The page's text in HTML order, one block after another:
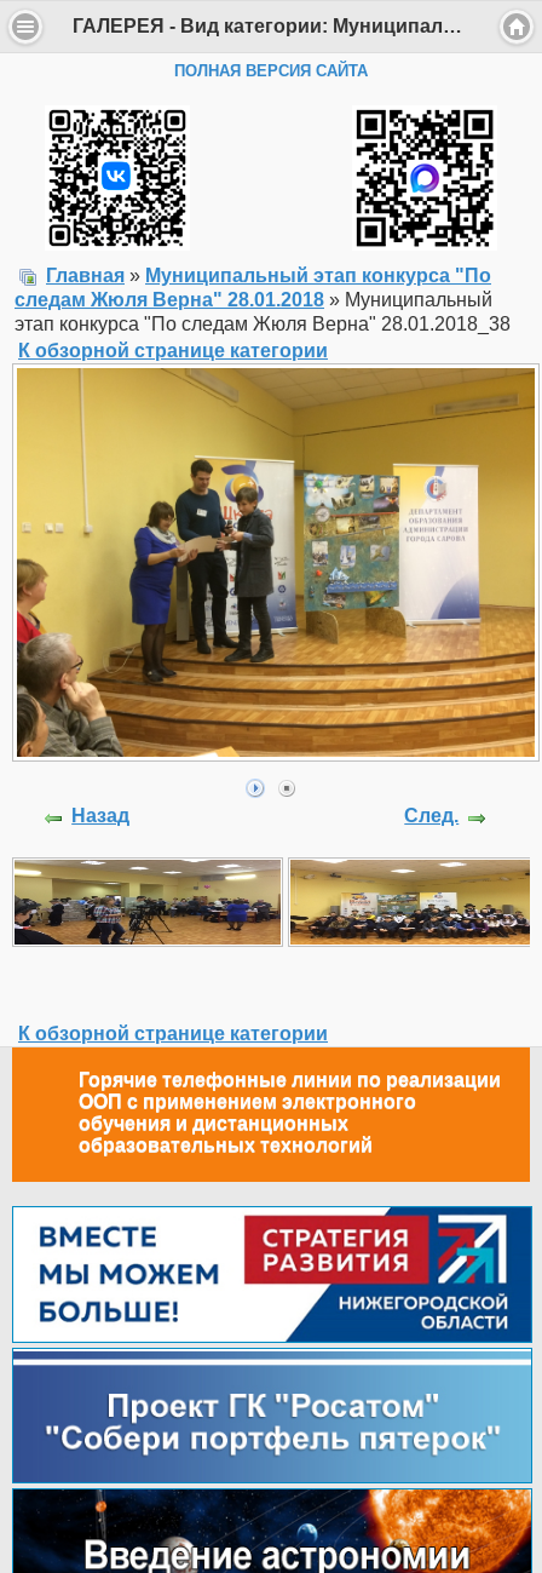
ГАЛЕРЕЯ - Вид категории: Муниципальный этап конкурса "По следам Жюля Верна" 28.01.2018 - Фото: Муниципальный этап конкурса "По следам Жюля Верна" 28.01.2018_38 - Департамент образования Администрации г. Саров
ПОЛНАЯ ВЕРСИЯ САЙТА
Главная » Муниципальный этап конкурса "По
следам Жюля Верна" 28.01.2018 » Муниципальный
этап конкурса "По следам Жюля Верна" 28.01.2018_38
К обзорной странице категории
Назад След.
К обзорной странице категории
Горячие телефонные линии по реализации
ООП с применением электронного
обучения и дистанционных
образовательных технологий